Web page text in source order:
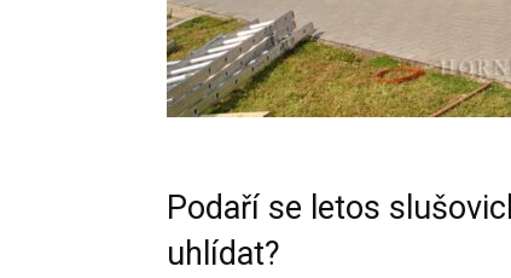
Podaří se letos
uhlídat?